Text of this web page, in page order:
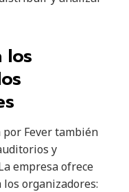
los
Fever también
y
empresa ofrece
organizadores: